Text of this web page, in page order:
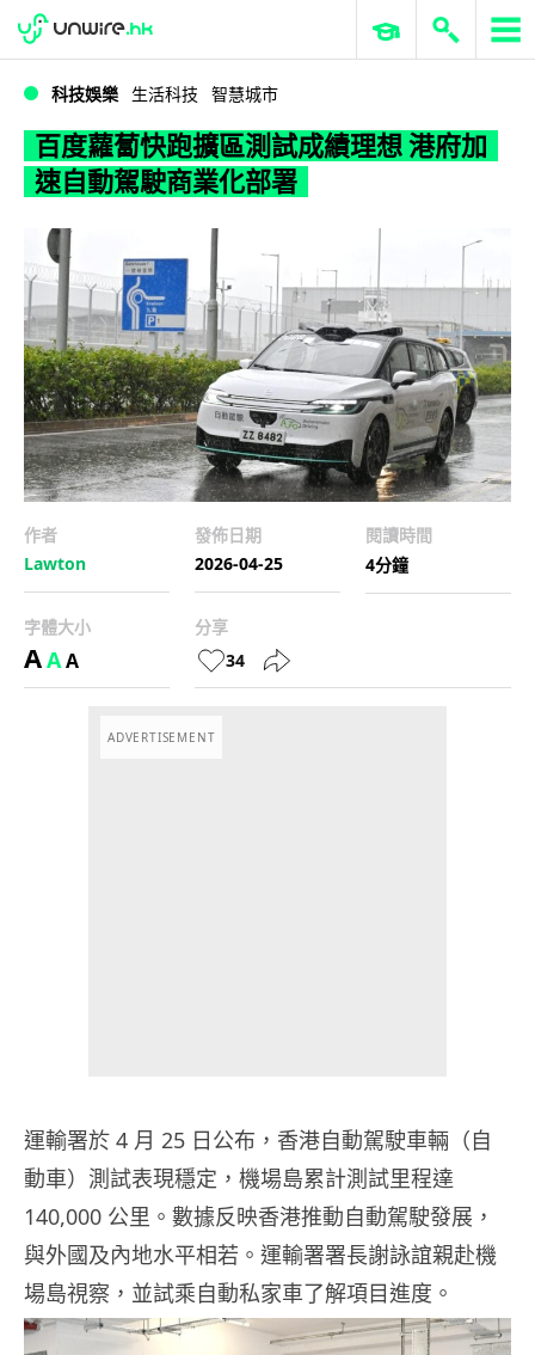
WWDC 2026 ERP 與商業 AI
科技娛樂 生活科技 智慧城市
百度蘿蔔快跑擴區測試成績理想 港府加
速自動駕駛商業化部署
作者
Lawton
發佈日期
2026-04-25
閱讀時間
4分鐘
字體大小
AAA
分享
34
ADVERTISEMENT
運輸署於 4 月 25 日公布，香港自動駕駛車輛（自
動車）測試表現穩定，機場島累計測試里程達
140,000 公里。數據反映香港推動自動駕駛發展，
與外國及內地水平相若。運輸署署長謝詠誼親赴機
場島視察，並試乘自動私家車了解項目進度。